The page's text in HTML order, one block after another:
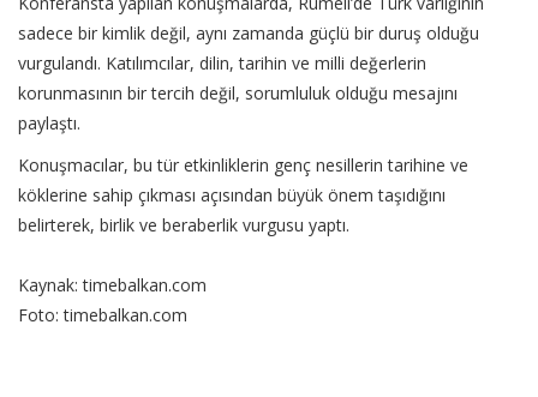
sadece bir kimlik değil, aynı zamanda güçlü bir duruş olduğu
vurgulandı. Katılımcılar, dilin, tarihin ve milli değerlerin
korunmasının bir tercih değil, sorumluluk olduğu mesajını
paylaştı.
Konuşmacılar, bu tür etkinliklerin genç nesillerin tarihine ve
köklerine sahip çıkması açısından büyük önem taşıdığını
belirterek, birlik ve beraberlik vurgusu yaptı.
Kaynak: timebalkan.com
Foto: timebalkan.com